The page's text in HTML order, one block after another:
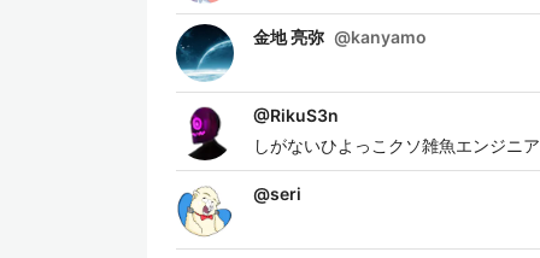
金地 亮弥 @kanyamo
@RikuS3n
しがないひよっこクソ雑魚エンジニ
@seri